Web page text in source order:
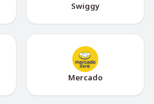
Swiggy
Mercado